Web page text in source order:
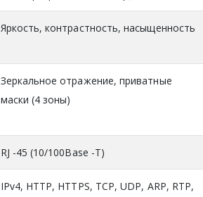
Яркость, контрастность, насыщенность
Зеркальное отражение, приватные
маски (4 зоны)
RJ -45 (10/100Base -T)
IPv4, HTTP, HTTPS, TCP, UDP, ARP, RTP,